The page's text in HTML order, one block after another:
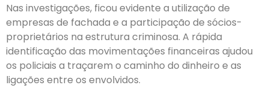
Nas investigações, ficou evidente a utilização de
empresas de fachada e a participação de sócios-
proprietários na estrutura criminosa. A rápida
identificação das movimentações financeiras ajudou
os policiais a traçarem o caminho do dinheiro e as
ligações entre os envolvidos.